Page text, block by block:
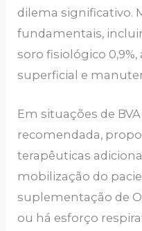
dilema significativo.
fundamentais,
soro fisiológico 0,9%,
superficial e
Em situações de
recomendada,
terapêuticas
mobilização do
suplementação de
ou há esforço